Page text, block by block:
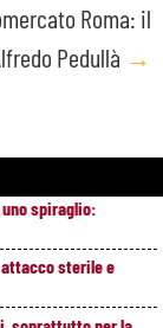
Roma: il
Pedullà →
spiraglio:
sterile e